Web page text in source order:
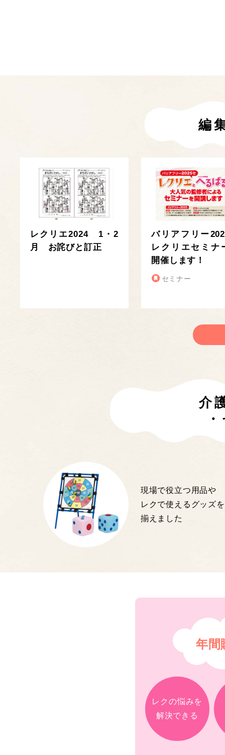
編
レクリエ2024 1・2
月 お詫びと訂正
バリアフリー
レクリエセミナ
開催します！
セミナー
介
現場で役立つ用品や
レクで使えるグッズを
揃えました
年間
レクの悩みを
解決できる